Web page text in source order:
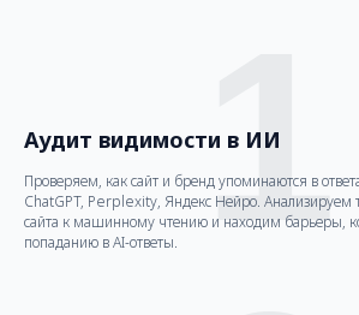
Аудит видимости в ИИ
Проверяем, как сайт и бренд упоминаются в
ChatGPT, Perplexity, Яндекс Нейро. Анализируем
сайта к машинному чтению и находим барьеры,
попаданию в AI-ответы.
1